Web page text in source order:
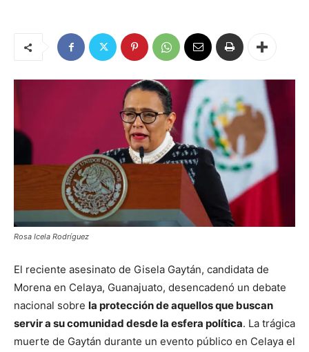
Rosa Icela Rodríguez
El reciente asesinato de Gisela Gaytán, candidata de
Morena en Celaya, Guanajuato, desencadenó un debate
nacional sobre la protección de aquellos que buscan
servir a su comunidad desde la esfera política. La trágica
muerte de Gaytán durante un evento público en Celaya el